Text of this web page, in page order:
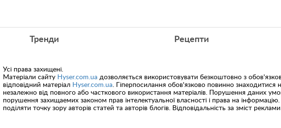
Тренди Рецепти
Усі права захищені.
Матеріали сайту Hyser.com.ua дозволяється використовувати безкоштовно з
відповідний матеріал Hyser.com.ua . Гіперпосилання обов'язково повинно знаходитися
незалежно від повного або часткового використання матеріалів. Порушення даних
порушення захищаемих законом прав інтелектуальної власності і права на
поділяти точку зору авторів статей та авторів блогів. Відповідальність за зміст